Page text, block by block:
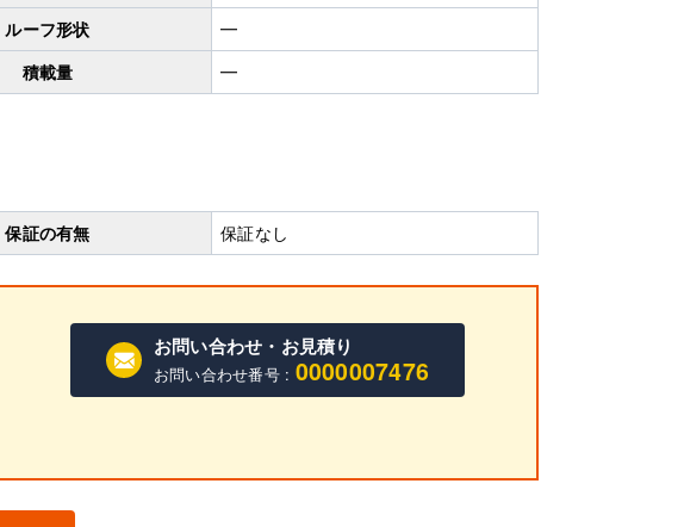
ルーフ形状
━
積載量 ━
保証の有無 保証なし
お問い合わせ・お見積り
お問い合わせ番号 : 0000007476